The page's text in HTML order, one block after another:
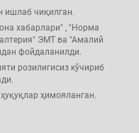
ишлаб чиқилган.
хабарлари" , "Норма
ЭМТ ва "Амалий
фойдаланилди.
розилигисиз кўчириб
ҳимояланган.